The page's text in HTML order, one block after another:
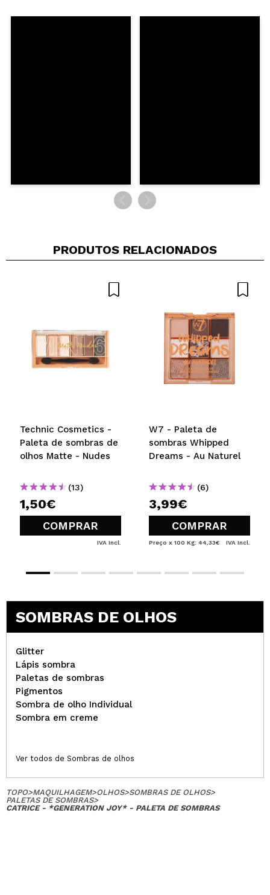
PRODUTOS RELACIONADOS
Technic Cosmetics -
Paleta de sombras de
olhos Matte - Nudes
(13)
1,50€
COMPRAR
IVA Incl.
W7 - Paleta de
sombras Whipped
Dreams - Au Naturel
(6)
3,99€
COMPRAR
Preço x 100 Kg: 44,33€ IVA Incl.
SOMBRAS DE OLHOS
Glitter
Lápis sombra
Paletas de sombras
Pigmentos
Sombra de olho Individual
Sombra em creme
Ver todos de Sombras de olhos
TOPO>MAQUILHAGEM>OLHOS>SOMBRAS DE OLHOS>
PALETAS DE SOMBRAS>
CATRICE - *GENERATION JOY* - PALETA DE SOMBRAS